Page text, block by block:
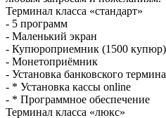
Терминал класса «стандарт»
- 5 программ
- Маленький экран
- Купюроприемник (1500 купюр)
- Монетоприёмник
- Установка банковского
- * Установка кассы online
- * Программное обеспечение
Терминал класса «люкс»